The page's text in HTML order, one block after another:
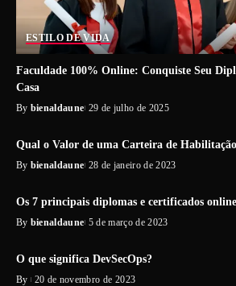
ESTILO DE VIDA
Faculdade 100% Online: Conquiste Seu
Casa
By bienaldaune 29 de julho de 2025
Qual o Valor de uma Carteira de
By bienaldaune 28 de janeiro de 2023
Os 7 principais diplomas e certificados
By bienaldaune 5 de março de 2023
O que significa DevSecOps?
By 20 de novembro de 2023